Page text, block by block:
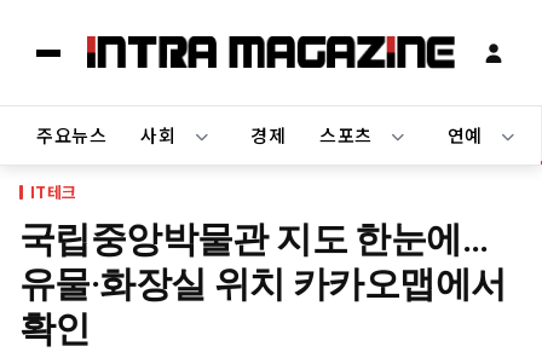
주요뉴스 사회 경제 스포츠 연예
IT테크
국립중앙박물관 지도 한눈에…
유물·화장실 위치 카카오맵에서
확인